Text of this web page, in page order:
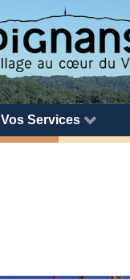
Vos Services